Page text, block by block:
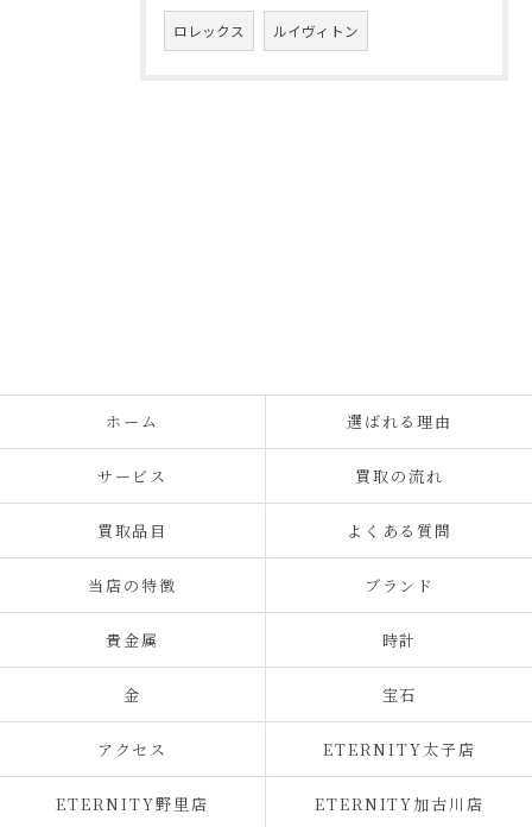
ロレックス ルイヴィトン
ホーム 選ばれる理由
サービス 買取の流れ
買取品目 よくある質問
当店の特徴 ブランド
貴金属 時計
金 宝石
アクセス ETERNITY太子店
ETERNITY野里店 ETERNITY加古川店